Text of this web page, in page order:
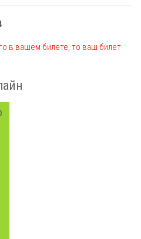
в вашем билете, то ваш билет